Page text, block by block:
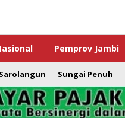
Pemprov Jambi
Sarolangun Sungai Penuh